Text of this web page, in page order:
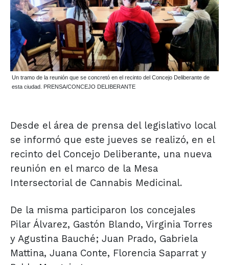
Un tramo de la reunión que se concretó en el recinto del Concejo Deliberante de
esta ciudad. PRENSA/CONCEJO DELIBERANTE
Desde el área de prensa del legislativo local
se informó que este jueves se realizó, en el
recinto del Concejo Deliberante, una nueva
reunión en el marco de la Mesa
Intersectorial de Cannabis Medicinal.
De la misma participaron los concejales
Pilar Álvarez, Gastón Blando, Virginia Torres
y Agustina Bauché; Juan Prado, Gabriela
Mattina, Juana Conte, Florencia Saparrat y